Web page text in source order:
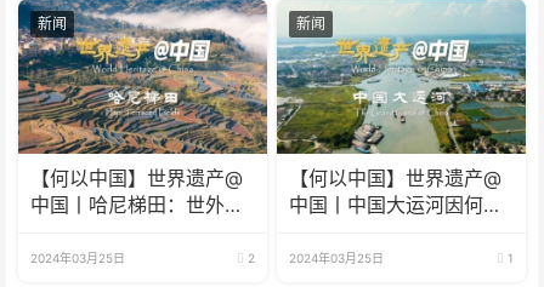
新闻
【何以中国】世界遗产@
中国丨哈尼梯田：世外桃
2024年03月25日 2
新闻
【何以中国】世界遗产@
中国丨中国大运河因何成
2024年03月25日 1